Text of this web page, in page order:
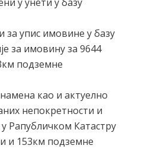
за упис имовине у базу
за имовину за 9644
подземне
као и актуелно
непокретности и
Рапубличком Катастру
и 153км подземне